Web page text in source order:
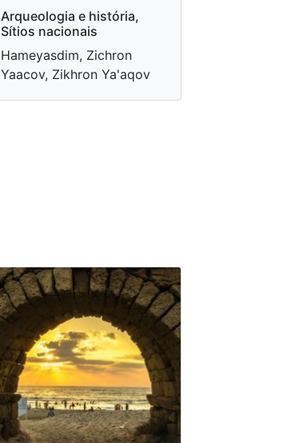
Arqueologia e história,
Sítios nacionais
Hameyasdim, Zichron
Yaacov, Zikhron Ya'aqov